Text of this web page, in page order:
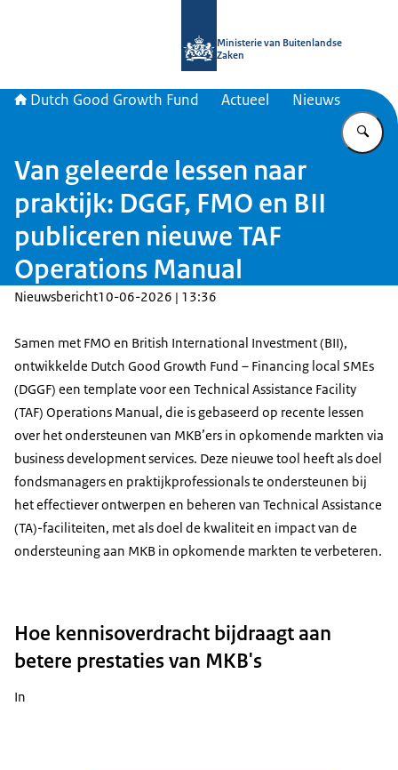
Ministerie van Buitenlandse
Zaken
Dutch Good Growth Fund Actueel Nieuws
Van geleerde lessen naar
praktijk: DGGF, FMO en BII
publiceren nieuwe TAF
Operations Manual
Nieuwsbericht10-06-2026 | 13:36
Samen met FMO en British International Investment (BII),
ontwikkelde Dutch Good Growth Fund – Financing local SMEs
(DGGF) een template voor een Technical Assistance Facility
(TAF) Operations Manual, die is gebaseerd op recente lessen
over het ondersteunen van MKB’ers in opkomende markten via
business development services. Deze nieuwe tool heeft als doel
fondsmanagers en praktijkprofessionals te ondersteunen bij
het effectiever ontwerpen en beheren van Technical Assistance
(TA)-faciliteiten, met als doel de kwaliteit en impact van de
ondersteuning aan MKB in opkomende markten te verbeteren.
Hoe kennisoverdracht bijdraagt aan
betere prestaties van MKB's
In